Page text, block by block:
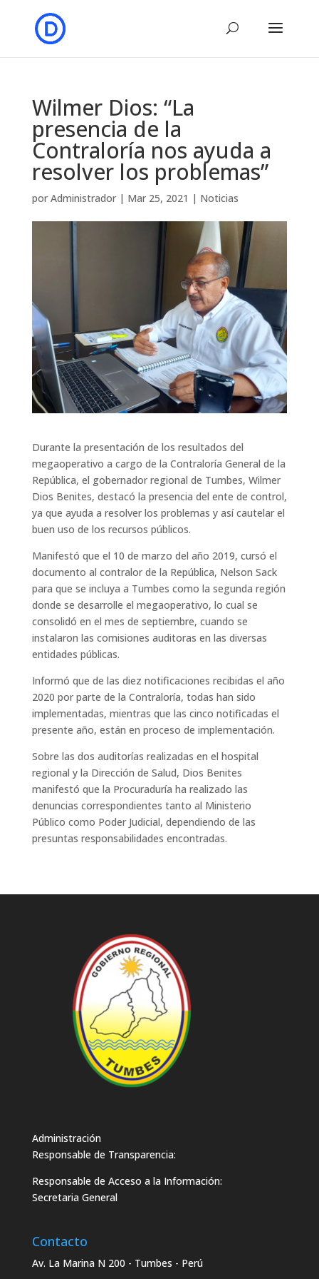
Wilmer Dios: “La
presencia de la
Contraloría nos ayuda a
resolver los problemas”
por Administrador| Mar 25, 2021 | Noticias
Durante la presentación de los resultados del
megaoperativo a cargo de la Contraloría General de la
República, el gobernador regional de Tumbes, Wilmer
Dios Benites, destacó la presencia del ente de control,
ya que ayuda a resolver los problemas y así cautelar el
buen uso de los recursos públicos.
Manifestó que el 10 de marzo del año 2019, cursó el
documento al contralor de la República, Nelson Sack
para que se incluya a Tumbes como la segunda región
donde se desarrolle el megaoperativo, lo cual se
consolidó en el mes de septiembre, cuando se
instalaron las comisiones auditoras en las diversas
entidades públicas.
Informó que de las diez notificaciones recibidas el año
2020 por parte de la Contraloría, todas han sido
implementadas, mientras que las cinco notificadas el
presente año, están en proceso de implementación.
Sobre las dos auditorías realizadas en el hospital
regional y la Dirección de Salud, Dios Benites
manifestó que la Procuraduría ha realizado las
denuncias correspondientes tanto al Ministerio
Público como Poder Judicial, dependiendo de las
presuntas responsabilidades encontradas.
Administración
Responsable de Transparencia:
Responsable de Acceso a la Información:
Secretaria General
Contacto
Av. La Marina N 200 - Tumbes - Perú